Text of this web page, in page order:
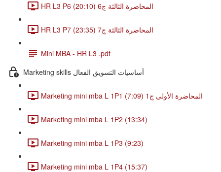
HR L3 P6 المحاضرة الثالثة ج6 (20:10)
HR L3 P7 المحاضرة الثالثة ج7 (23:35)
Mini MBA - HR L3 .pdf
Marketing skills أساسيات التسويق الفعال
Marketing mini mba L 1P1 المحاضرة الأولى ج1 (7:09)
Marketing mini mba L 1P2 (13:34)
Marketing mini mba L 1P3 (9:23)
Marketing mini mba L 1P4 (15:37)